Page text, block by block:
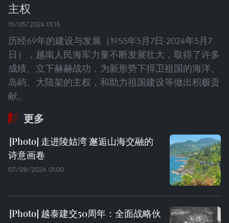
主权
15/05/2024 01:15
历经69年的建设与发展（1955年5月7日-2024年5月7
日），越南人民海军力量不断发展壮大，取得了许多
成绩、立下赫赫战功，为新形势下捍卫祖国的海洋、
岛屿、大陆架的主权，和助力祖国建设等做出积极贡
献。
更多
走进陵姑湾 邂逅山海交融的
诗意画卷
07/08/2026 01:00
越泰建交50周年：全面战略伙